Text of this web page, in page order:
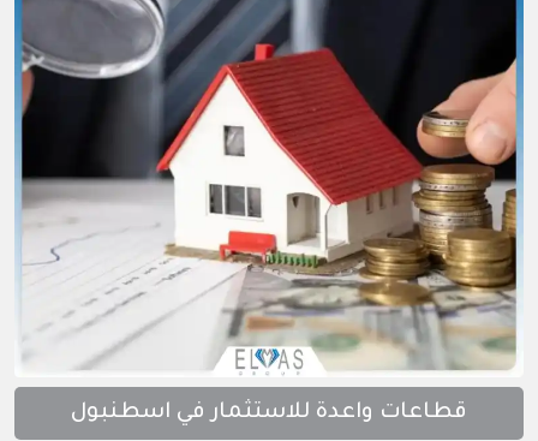
قطاعات واعدة للاستثمار في اسطنبول